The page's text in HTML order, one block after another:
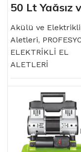
50 Lt Yağsız
Sessiz
Akülü ve
Aletleri,
ELEKTRİKLİ EL
ALETLERİ